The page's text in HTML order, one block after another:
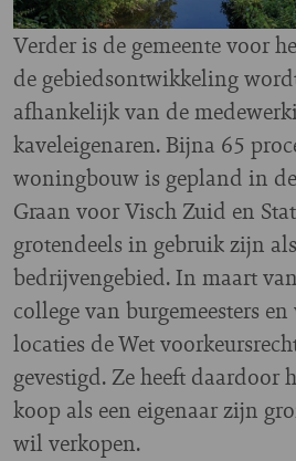
Verder is de gemeente voor
de gebiedsontwikkeling
afhankelijk van de
kaveleigenaren. Bijna 65
woningbouw is gepland in
Graan voor Visch Zuid en
grotendeels in gebruik zijn
bedrijvengebied. In maart
college van burgemeesters
locaties de Wet
gevestigd. Ze heeft daardoor
koop als een eigenaar zijn
wil verkopen.